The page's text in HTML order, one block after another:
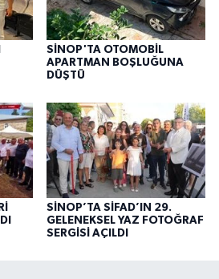
SİNOP'TA OTOMOBİL
APARTMAN BOŞLUĞUNA
DÜŞTÜ
SİNOP’TA SİFAD’IN 29.
GELENEKSEL YAZ FOTOĞRAF
SERGİSİ AÇILDI